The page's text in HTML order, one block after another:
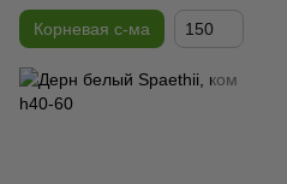
Корневая с-ма 150